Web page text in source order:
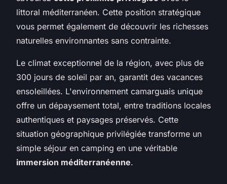
littoral méditerranéen. Cette position stratégique
vous permet également de découvrir les richesses
naturelles environnantes sans contrainte.
Le climat exceptionnel de la région, avec plus de
300 jours de soleil par an, garantit des vacances
ensoleillées. L'environnement camarguais unique
offre un dépaysement total, entre traditions locales
authentiques et paysages préservés. Cette
situation géographique privilégiée transforme un
simple séjour en camping en une véritable
immersion méditerranéenne.